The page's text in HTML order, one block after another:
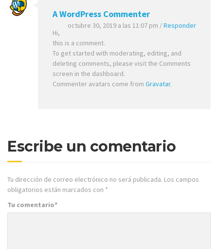
A WordPress Commenter
octubre 30, 2019 a las 11:07 pm /Responder
Hi,
this is a comment.
To get started with moderating, editing, and
deleting comments, please visit the Comments
screen in the dashboard.
Commenter avatars come from Gravatar.
Escribe un comentario
Tu dirección de correo electrónico no será publicada. Los campos
obligatorios están marcados con *
Tu comentario*